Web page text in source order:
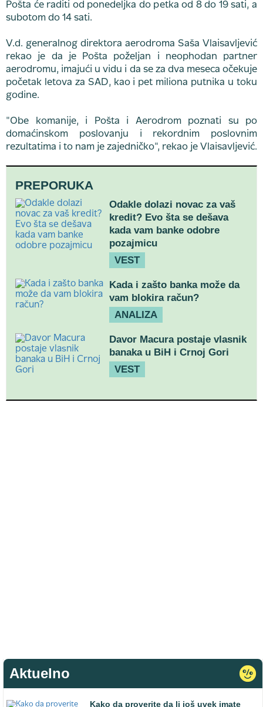
Pošta će raditi od ponedeljka do petka od 8 do 19 sati, a
subotom do 14 sati.
V.d. generalnog direktora aerodroma Saša Vlaisavljević
rekao je da je Pošta poželjan i neophodan partner
aerodromu, imajući u vidu i da se za dva meseca očekuje
početak letova za SAD, kao i pet miliona putnika u toku
godine.
"Obe komanije, i Pošta i Aerodrom poznati su po
domaćinskom poslovanju i rekordnim poslovnim
rezultatima i to nam je zajedničko", rekao je Vlaisavljević.
PREPORUKA
Odakle dolazi novac za vaš
kredit? Evo šta se dešava
kada vam banke odobre
pozajmicu
VEST
Kada i zašto banka može da
vam blokira račun?
ANALIZA
Davor Macura postaje vlasnik
banaka u BiH i Crnoj Gori
VEST
Aktuelno
Kako da proverite da li još uvek imate